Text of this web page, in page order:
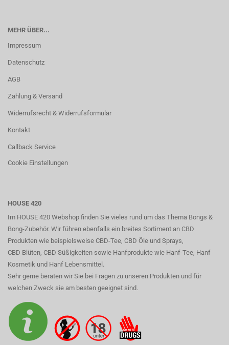
MEHR ÜBER...
Impressum
Datenschutz
AGB
Zahlung & Versand
Widerrufsrecht & Widerrufsformular
Kontakt
Callback Service
Cookie Einstellungen
HOUSE 420
Im HOUSE 420 Webshop finden Sie vieles rund um das Thema Bongs &
Bong-Zubehör. Wir führen ebenfalls ein breites Sortiment an CBD
Produkten wie beispielsweise CBD-Tee, CBD Öle und Sprays,
CBD Blüten, CBD Süßigkeiten sowie Hanfprodukte wie Hanf-Tee, Hanf
Kosmetik und Hanf Lebensmittel.
Sehr gerne beraten wir Sie bei Fragen zu unseren Produkten und für
welchen Zweck sie am besten geeignet sind.